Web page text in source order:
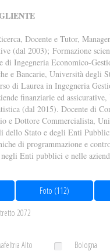
Docente e Tutor,
(dal 2003); Formazione
di Ingegneria Economico-
e Bancarie, Università degli
di Laurea in Ingegneria
finanziarie ed
(dal 2015). Docente di
e Dottore Commercialista,
dello Stato e degli Enti
di programmazione e
Enti pubblici e nelle
Foto (112)
2072
Alto
Bologna